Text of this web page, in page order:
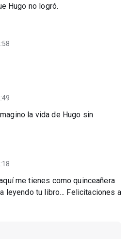
Hugo no logró.
la vida de Hugo sin
me tienes como quinceañera
leyendo tu libro… Felicitaciones a